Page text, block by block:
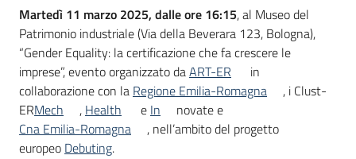
Introduzione
Martedì 11 marzo 2025, dalle ore 16:15, al Museo del
Patrimonio industriale (Via della Beverara 123, Bologna),
“Gender Equality: la certificazione che fa crescere le
imprese”, evento organizzato daART-ER
in
collaborazione con la Regione Emilia-Romagna
, i Clust-
ERMech , Health e In
novate e
Cna Emilia-Romagna
, nell’ambito del progetto
europeo Debuting.